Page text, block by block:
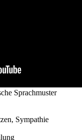
Sprachmuster
Sympathie